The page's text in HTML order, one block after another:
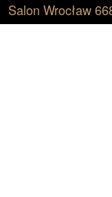
Salon Wrocław